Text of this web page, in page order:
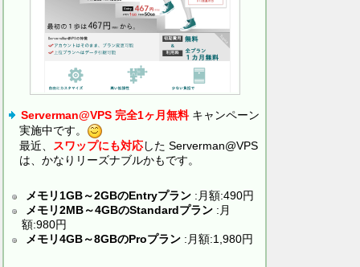
Serverman@VPS 完全1ヶ月無料キャンペーン
実施中です。
最近、 スワップにも対応した Serverman@VPS
は、かなりリーズナブルかもです。
メモリ1GB～2GBのEntryプラン :月額:490円
メモリ2MB～4GBのStandardプラン :月
額:980円
メモリ4GB～8GBのProプラン :月額:1,980円